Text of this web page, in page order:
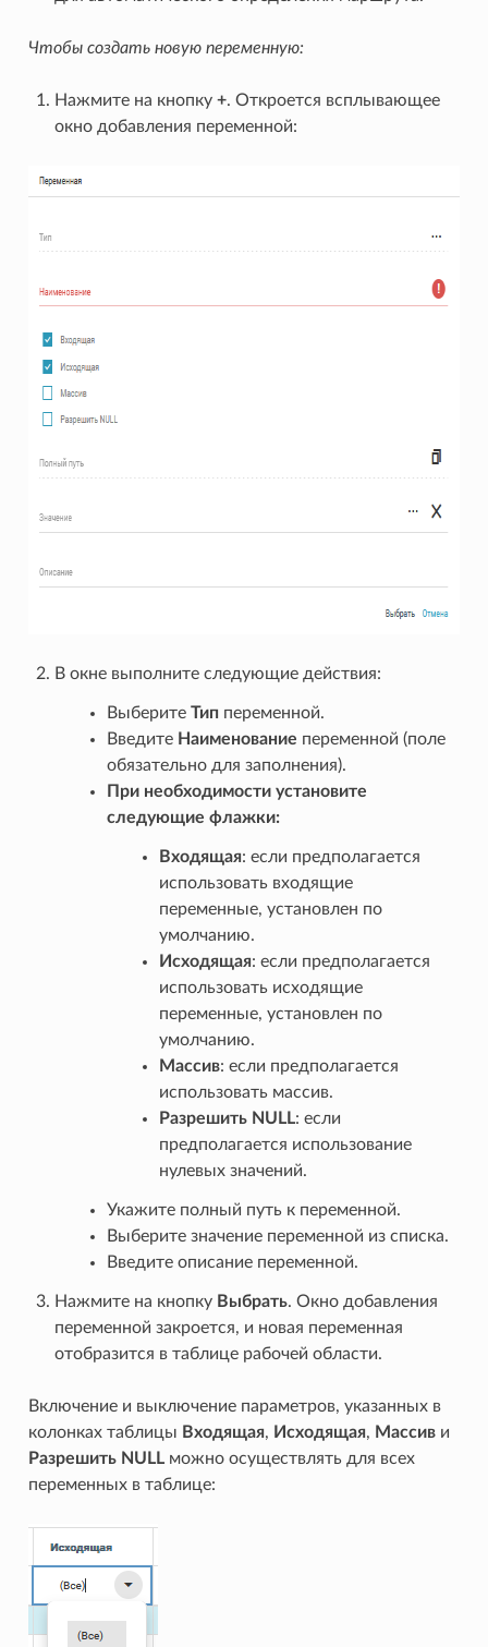
Чтобы создать новую переменную:
Нажмите на кнопку +. Откроется всплывающее
окно добавления переменной:
В окне выполните следующие действия:
Выберите Типпеременной.
Введите Наименование переменной (поле
обязательно для заполнения).
При необходимости установите
следующие флажки:
Входящая: если предполагается
использовать входящие
переменные, установлен по
умолчанию.
Исходящая: если предполагается
использовать исходящие
переменные, установлен по
умолчанию.
Массив: если предполагается
использовать массив.
Разрешить NULL: если
предполагается использование
нулевых значений.
Укажите полный путь к переменной.
Выберите значение переменной из списка.
Введите описание переменной.
Нажмите на кнопку Выбрать. Окно добавления
переменной закроется, и новая переменная
отобразится в таблице рабочей области.
Включение и выключение параметров, указанных в
колонках таблицы Входящая, Исходящая, Массиви
Разрешить NULLможно осуществлять для всех
переменных в таблице: